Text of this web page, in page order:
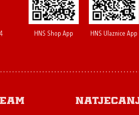
HNS Shop App HNS Ulaznice App